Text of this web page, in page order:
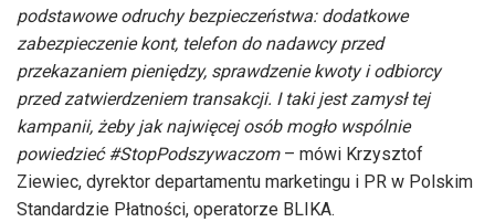
podstawowe odruchy bezpieczeństwa: dodatkowe
zabezpieczenie kont, telefon do nadawcy przed
przekazaniem pieniędzy, sprawdzenie kwoty i odbiorcy
przed zatwierdzeniem transakcji. I taki jest zamysł tej
kampanii, żeby jak najwięcej osób mogło wspólnie
powiedzieć #StopPodszywaczom– mówi Krzysztof
Ziewiec, dyrektor departamentu marketingu i PR w Polskim
Standardzie Płatności, operatorze BLIKA.